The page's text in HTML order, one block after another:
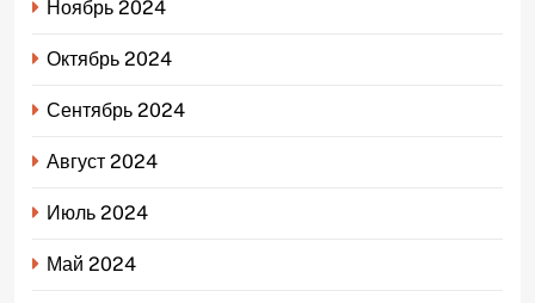
Ноябрь 2024
Октябрь 2024
Сентябрь 2024
Август 2024
Июль 2024
Май 2024